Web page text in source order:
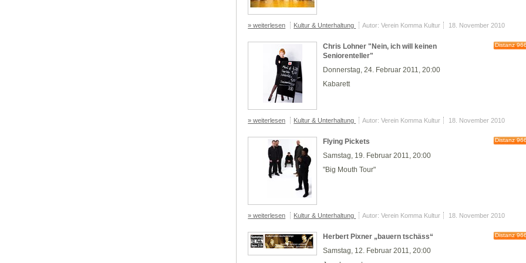
» weiterlesen Kultur & Unterhaltung Autor: Verein Komma Kultur 18. November 2010
Chris Lohner "Nein, ich will keinen
Seniorenteller"
Distanz
Donnerstag, 24. Februar 2011, 20:00
Kabarett
» weiterlesen Kultur & Unterhaltung Autor: Verein Komma Kultur 18. November 2010
Flying Pickets Distanz
Samstag, 19. Februar 2011, 20:00
"Big Mouth Tour"
» weiterlesen Kultur & Unterhaltung Autor: Verein Komma Kultur 18. November 2010
Herbert Pixner „bauern tschäss“ Distanz
Samstag, 12. Februar 2011, 20:00